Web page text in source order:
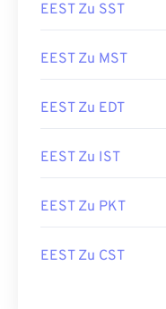
EEST Zu SST
EEST Zu MST
EEST Zu EDT
EEST Zu IST
EEST Zu PKT
EEST Zu CST